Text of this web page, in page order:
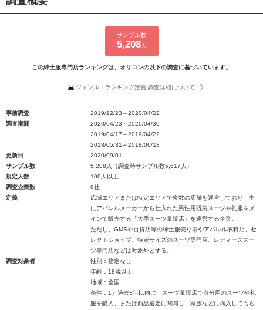
サンプル数
5,208人
この紳士服専門店ランキングは、オリコンの以下の調査に基づいています。
ジャンル・ランキング定義 調査詳細について
事前調査
2019/12/23～2020/04/22
調査期間
2020/04/23～2020/04/30
2019/04/17～2019/04/22
2018/05/31～2018/06/18
更新日
2020/09/01
サンプル数
5,208人（調査時サンプル数5,617人）
規定人数
100人以上
調査企業数
8社
定義
広域エリアまたは特定エリアで多数の店舗を運営しており、主
にアパレルメーカーから仕入れた男性用既製スーツや礼服をメ
インで販売する「大手スーツ量販店」を運営する企業。
ただし、GMSや百貨店等の紳士服売り場やアパレル衣料店、セ
レクトショップ、特定サイズのスーツ専門店、レディーススー
ツ専門店などは対象外とする。
調査対象者
性別：指定なし
年齢：18歳以上
地域：全国
条件：1）過去3年以内に、スーツ量販店で自分用のスーツや礼
服を購入、または商品選定に関与し、家族などに購入してもら